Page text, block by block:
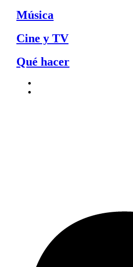
Música
Cine y TV
Qué hacer